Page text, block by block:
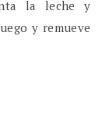
la leche y
y remueve